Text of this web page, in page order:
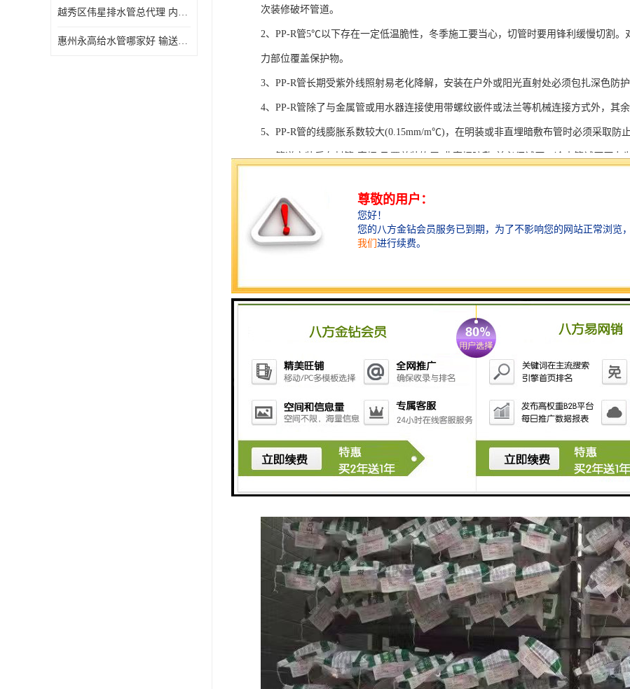
越秀区伟星排水管总代理 内部表面光滑 大功率 效率高
惠州永高给水管哪家好 输送能力强 方便施工和运输
次装修破坏管道。
2、PP-R管5℃以下存在一定低温脆性，冬季施工要当心，切管时要用锋利缓慢切割
力部位覆盖保护物。
3、PP-R管长期受紫外线照射易老化降解，安装在户外或阳光直射处必须包扎深色防护
4、PP-R管除了与金属管或用水器连接使用带螺纹嵌件或法兰等机械连接方式外，其
5、PP-R管的线膨胀系数较大(0.15mm/m℃)，在明装或非直埋暗敷布管时必须采取防
6、管道安装后在封管(直埋)及覆盖装饰层(非直埋暗敷)前必须试压。冷水管试压压力
7、PP-R管明敷或非直埋暗敷布管时，必须按规定安装支、吊架。
8、冷却到规定时间，完成连接。